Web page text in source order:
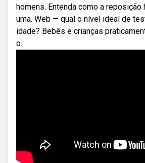
homens. Entenda como a
uma. Web — qual o nível ideal de
idade? Bebês e crianças
o.